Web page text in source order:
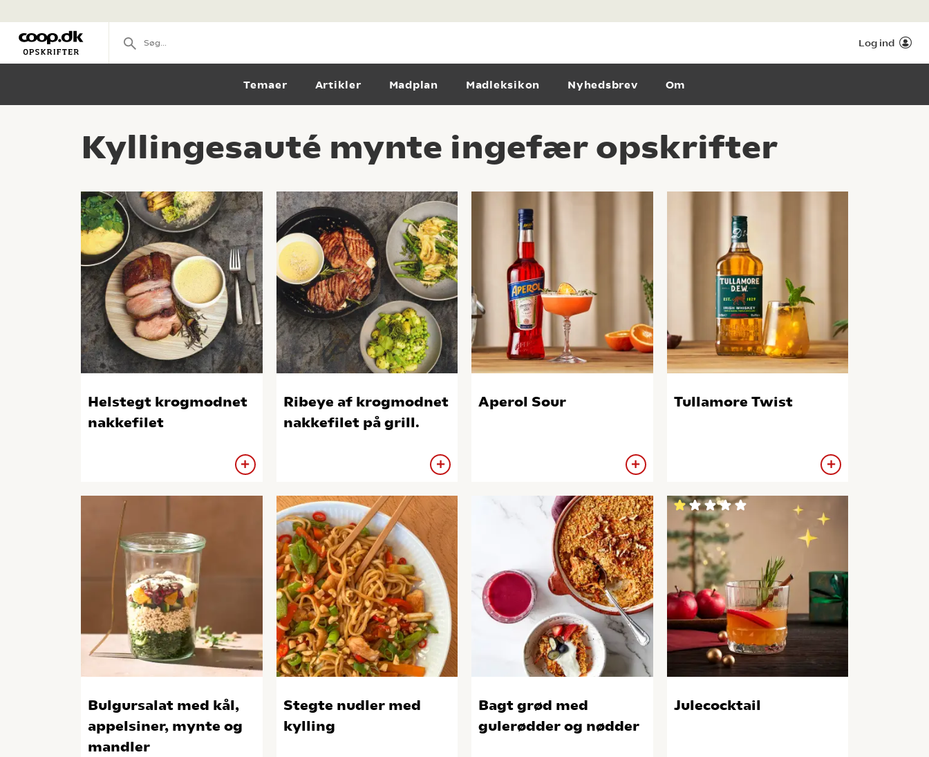
Log ind
Temaer Artikler Madplan Madleksikon Nyhedsbrev Om
Kyllingesauté mynte ingefær opskrifter
Helstegt krogmodnet
nakkefilet
Ribeye af krogmodnet
nakkefilet på grill.
Aperol Sour Tullamore Twist
Bulgursalat med kål,
appelsiner, mynte og
mandler
Stegte nudler med
kylling
Bagt grød med
gulerødder og nødder
Julecocktail